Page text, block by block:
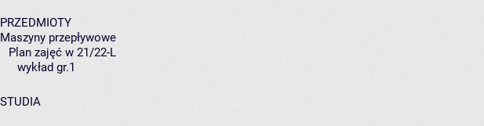
PRZEDMIOTY
Maszyny przepływowe
Plan zajęć w 21/22-L
wykład gr.1
STUDIA